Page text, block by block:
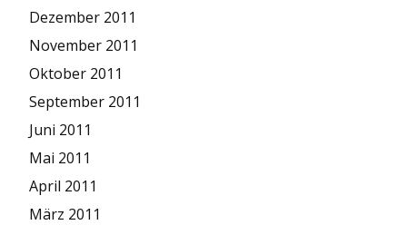
Dezember 2011
November 2011
Oktober 2011
September 2011
Juni 2011
Mai 2011
April 2011
März 2011